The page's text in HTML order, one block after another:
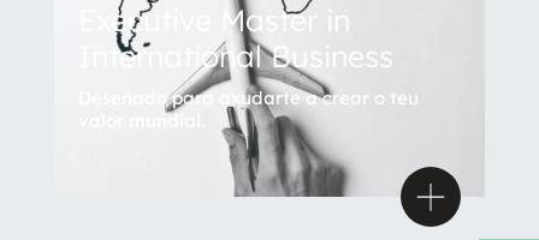
Executive Master in
International Business
Deseñado para axudarte a crear o teu
valor mundial.